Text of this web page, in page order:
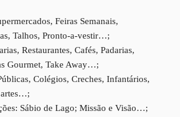
Feiras Semanais,
Talhos, Pronto-a-vestir…;
Restaurantes, Cafés, Padarias,
Gourmet, Take Away…;
Colégios, Creches, Infantários,
artes…;
Sábio de Lago; Missão e Visão…;